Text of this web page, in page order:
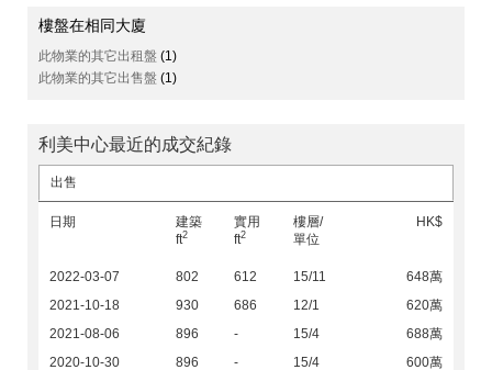
樓盤在相同大廈
此物業的其它出租盤 (1)
此物業的其它出售盤 (1)
利美中心最近的成交紀錄
出售
日期
建築
ft2
實用
ft2
樓層/
單位
HK$
2022-03-07 802 612 15/11
648萬
2021-10-18
930 686 12/1
620萬
2021-08-06
896 - 15/4
688萬
2020-10-30
896 - 15/4
600萬